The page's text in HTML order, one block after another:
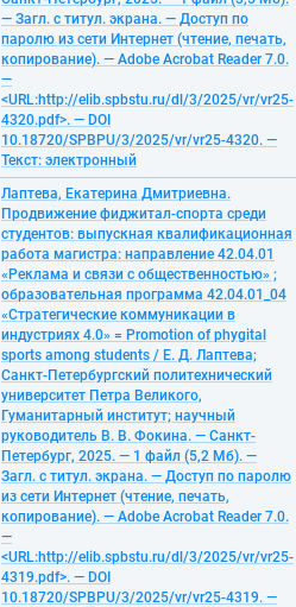
— Загл. с титул. экрана. — Доступ по
паролю из сети Интернет (чтение, печать,
копирование). — Adobe Acrobat Reader 7.0.
—
<URL:http://elib.spbstu.ru/dl/3/2025/vr/vr25-
4320.pdf>. — DOI
10.18720/SPBPU/3/2025/vr/vr25-4320. —
Текст: электронный
Лаптева, Екатерина Дмитриевна.
Продвижение фиджитал-спорта среди
студентов: выпускная квалификационная
работа магистра: направление 42.04.01
«Реклама и связи с общественностью» ;
образовательная программа 42.04.01_04
«Стратегические коммуникации в
индустриях 4.0» = Promotion of phygital
sports among students / Е. Д. Лаптева;
Санкт-Петербургский политехнический
университет Петра Великого,
Гуманитарный институт; научный
руководитель В. В. Фокина. — Санкт-
Петербург, 2025. — 1 файл (5,2 Мб). —
Загл. с титул. экрана. — Доступ по паролю
из сети Интернет (чтение, печать,
копирование). — Adobe Acrobat Reader 7.0.
—
<URL:http://elib.spbstu.ru/dl/3/2025/vr/vr25-
4319.pdf>. — DOI
10.18720/SPBPU/3/2025/vr/vr25-4319. —